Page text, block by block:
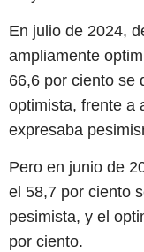
En julio de 2024,
ampliamente
66,6 por ciento se
optimista, frente a
expresaba
Pero en junio de
el 58,7 por ciento
pesimista, y el
por ciento.